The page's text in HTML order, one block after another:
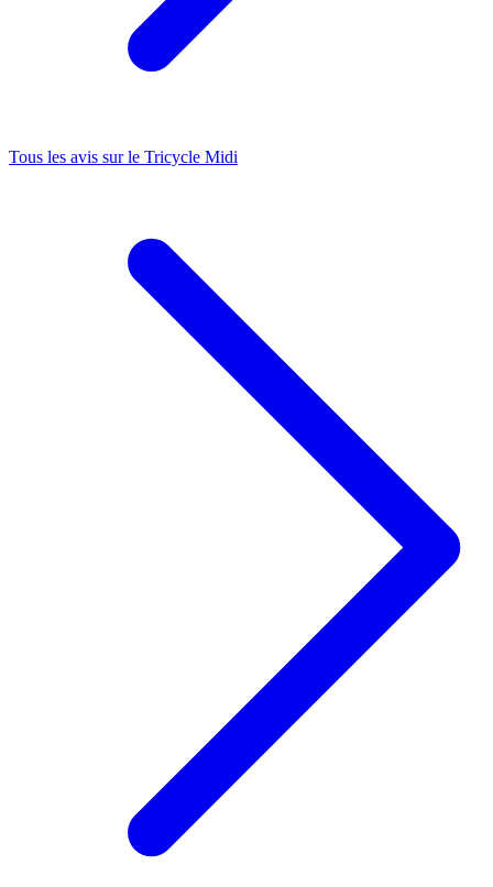
Tous les avis sur le Tricycle Midi